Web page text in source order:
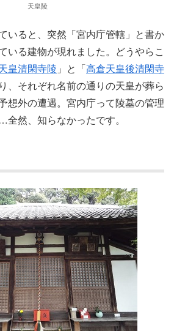
天皇陵
いると、突然「宮内庁管轄」と書か
いる建物が現れました。どうやらこ
皇清閑寺陵 」と「高倉天皇後清閑寺
、それぞれ名前の通りの天皇が葬ら
想外の遭遇。宮内庁って陵墓の管理
然、知らなかったです。